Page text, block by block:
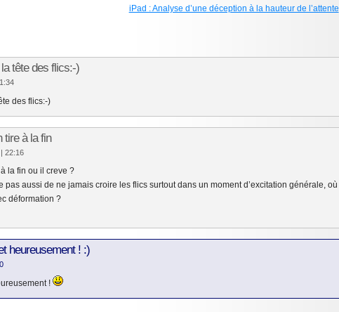
iPad : Analyse d’une déception à la hauteur de l’attente
tête des flics:-)
des flics:-)
tire à la fin
| 22:16
la fin ou il creve ?
pas aussi de ne jamais croire les flics surtout dans un moment d’excitation générale, où
déformation ?
heureusement ! :)
!